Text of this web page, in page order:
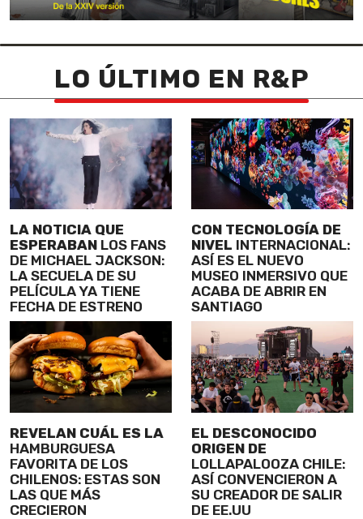
LO ÚLTIMO EN R&P
LA NOTICIA QUE
ESPERABAN LOS FANS
DE MICHAEL JACKSON:
LA SECUELA DE SU
PELÍCULA YA TIENE
FECHA DE ESTRENO
CON TECNOLOGÍA DE
NIVEL INTERNACIONAL:
ASÍ ES EL NUEVO
MUSEO INMERSIVO QUE
ACABA DE ABRIR EN
SANTIAGO
REVELAN CUÁL ES LA
HAMBURGUESA
FAVORITA DE LOS
CHILENOS: ESTAS SON
LAS QUE MÁS
CRECIERON
EL DESCONOCIDO
ORIGEN DE
LOLLAPALOOZA CHILE:
ASÍ CONVENCIERON A
SU CREADOR DE SALIR
DE EE.UU